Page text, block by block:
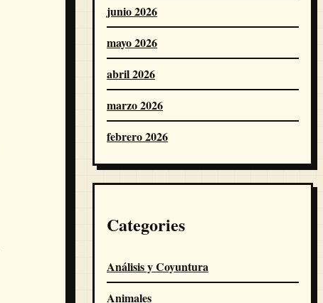
junio 2026
mayo 2026
abril 2026
marzo 2026
febrero 2026
Categories
Análisis y Coyuntura
Animales